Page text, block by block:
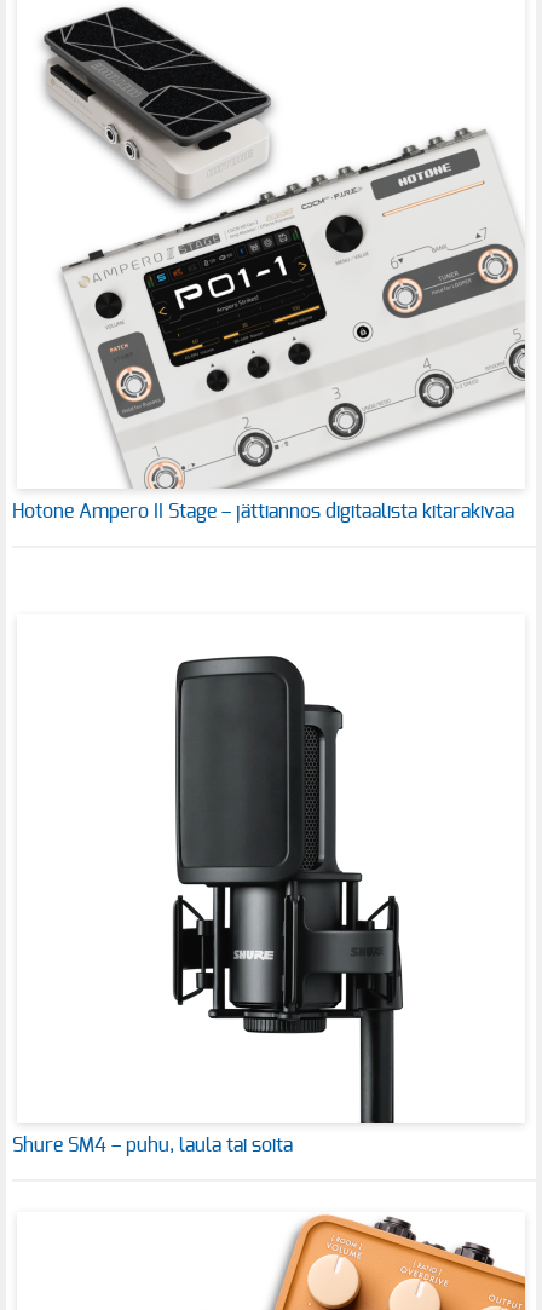
Hotone Ampero II Stage – jättiannos digitaalista kitarakivaa
Shure SM4 – puhu, laula tai soita